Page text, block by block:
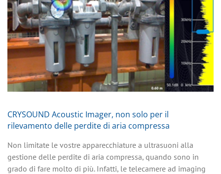
CRYSOUND Acoustic Imager, non solo per il
rilevamento delle perdite di aria compressa
Non limitate le vostre apparecchiature a ultrasuoni alla
gestione delle perdite di aria compressa, quando sono in
grado di fare molto di più. Infatti, le telecamere ad imaging